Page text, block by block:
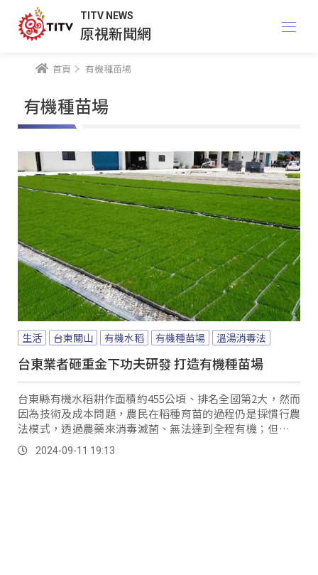
TITV NEWS
原視新聞網
首頁 有機種苗場
有機種苗場
生活 台東關山 有機水稻 有機種苗場 溫湯消毒法
台東業者砸重金下功夫研發 打造有機種苗場
台東縣有機水稻耕作面積約455公頃、排名全國第2大，然而
因為技術及成本問題，農民在稻種育苗的過程仍是採慣行農
法模式，透過農藥來消毒滅菌、無法達到全程有機；但如今
有在地育苗業者，透過溫湯消毒法，加上自行研發的空壓機
冷循環設備，終於達成稻米源頭有機化的最後一哩路。
2024-09-11 19:13